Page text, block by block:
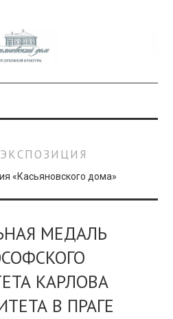
«Касьяновского дома»
МЕДАЛЬ
КАРЛОВА
В ПРАГЕ